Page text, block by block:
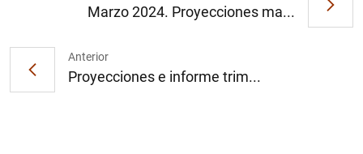
Anterior
Proyecciones e informe trim...
Marzo 2024. Proyecciones ma...